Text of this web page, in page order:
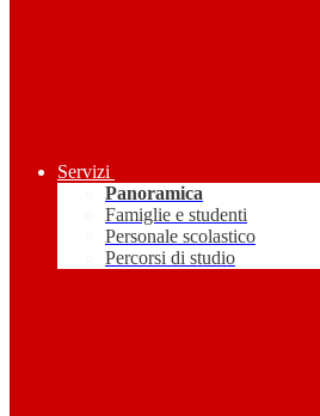
Servizi
Panoramica
Famiglie e studenti
Personale scolastico
Percorsi di studio